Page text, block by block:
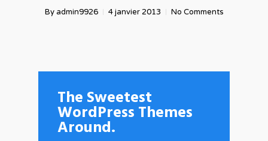
By admin9926 4 janvier 2013 No Comments
The Sweetest
WordPress Themes
Around.